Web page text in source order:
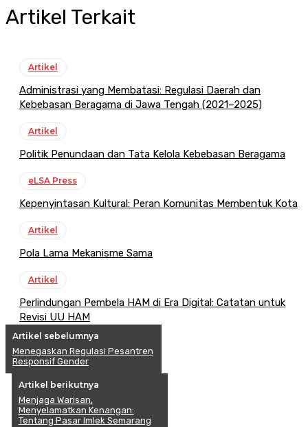
Artikel Terkait
Artikel
Administrasi yang Membatasi: Regulasi Daerah dan
Kebebasan Beragama di Jawa Tengah (2021–2025)
Artikel
Politik Penundaan dan Tata Kelola Kebebasan Beragama
eLSA Press
Kepenyintasan Kultural: Peran Komunitas Membentuk Kota
Artikel
Pola Lama Mekanisme Sama
Artikel
Perlindungan Pembela HAM di Era Digital: Catatan untuk
Revisi UU HAM
Artikel sebelumnya
Menegaskan Regulasi Pesantren
Responsif Gender
Artikel berikutnya
Menjaga Warisan,
Menyelamatkan Kenangan:
Tentang Pasar Imlek Semarang